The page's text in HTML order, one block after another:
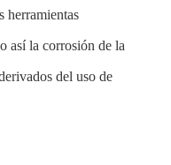
herramientas
así la corrosión de la
del uso de